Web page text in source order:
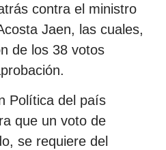
contra el ministro
Jaen, las cuales,
de los 38 votos
Política del país
que un voto de
se requiere del